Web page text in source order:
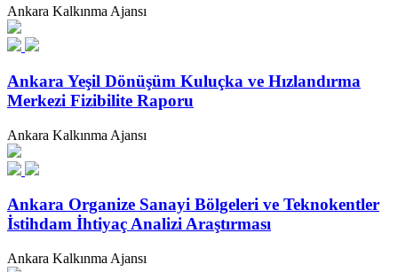
Ankara Kalkınma Ajansı
Ankara Yeşil Dönüşüm Kuluçka ve Hızlandırma
Merkezi Fizibilite Raporu
Ankara Kalkınma Ajansı
Ankara Organize Sanayi Bölgeleri ve Teknokentler
İstihdam İhtiyaç Analizi Araştırması
Ankara Kalkınma Ajansı